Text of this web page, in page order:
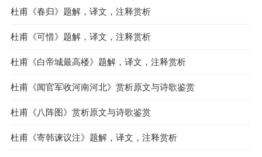
杜甫《春归》题解，译文，注释赏析
杜甫《可惜》题解，译文，注释赏析
杜甫《白帝城最高楼》题解，译文，注释赏析
杜甫《闻官军收河南河北》赏析原文与诗歌鉴赏
杜甫《八阵图》赏析原文与诗歌鉴赏
杜甫《寄韩谏议注》题解，译文，注释赏析